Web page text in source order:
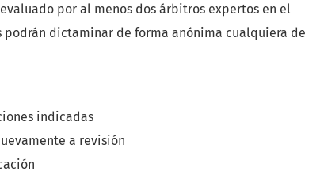
por al menos dos árbitros expertos en el
dictaminar de forma anónima cualquiera de
indicadas
a revisión